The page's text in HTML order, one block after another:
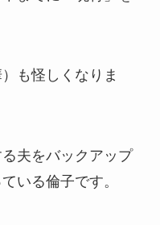
も怪しくなりま
夫をバックアップ
いる倫子です。